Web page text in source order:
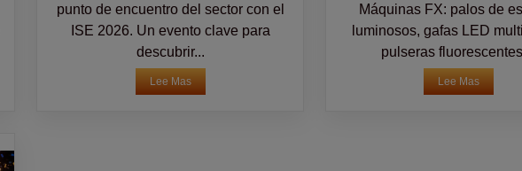
punto de encuentro del sector con el
ISE 2026. Un evento clave para
descubrir...
Lee Mas
Máquinas FX: palos de
luminosos, gafas LED
pulseras
Lee Mas